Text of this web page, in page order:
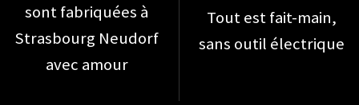
sont fabriquées à
Strasbourg Neudorf
avec amour
Tout est fait-main,
sans outil électrique